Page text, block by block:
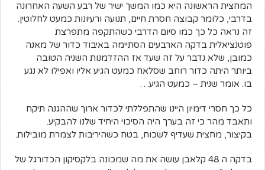
המחצית הראשונה היא כמו המשך ישיר של רבע השעה האחרונה
בדרבי, כלומר קבוצה חסרת חיים, תנועה ורעיונות כמעט לחלוטין.
זה נראה כל כך כמו סיום הדרבי כשהתקפה מתפרצת
פוטנציאלית בדקה הארבעים הסתיימה באיבוד כדור של מאנה
כמובן, שלא נדבר על זה שעד אז ההזדמנות השניה הטובה
ביותר היתה כדור רוחב שסלאח כמעט הגיע אליו ואפילו לא נגע
בו. אומר שנית – כמעט הגיע…
כל כך חסרי דימיון היינו שהתפללתי לכדור ארוך שההגנה תיקח
ותאבד מהר כי זה בערך היה הסיכוי היחיד שלנו להבקיע.
בקיצור, מחצית שעדיף לשכוח, בטח כשהיריבות לצמרת מובילות.
בדקה ה 48 קלאבן עושה את מה שמכונה בלקסיקון הכדורגל של